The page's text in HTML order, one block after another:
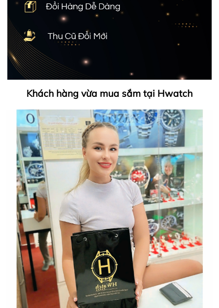
Khách hàng vừa mua sắm tại Hwatch